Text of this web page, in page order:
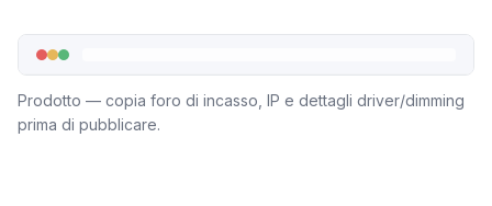
Prodotto — copia foro di incasso, IP e dettagli driver/dimming
prima di pubblicare.